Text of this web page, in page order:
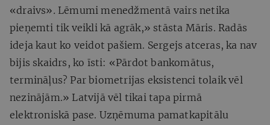
«draivs». Lēmumi menedžmentā vairs netika
pieņemti tik veikli kā agrāk,» stāsta Māris. Radās
ideja kaut ko veidot pašiem. Sergejs atceras, ka nav
bijis skaidrs, ko īsti: «Pārdot bankomātus,
termināļus? Par biometrijas eksistenci tolaik vēl
nezinājām.» Latvijā vēl tikai tapa pirmā
elektroniskā pase. Uzņēmuma pamatkapitālu